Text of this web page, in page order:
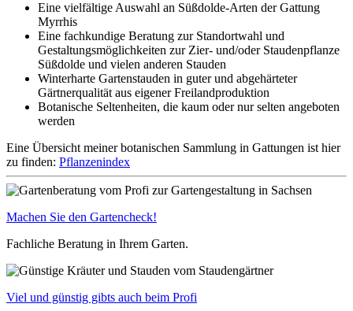
Eine vielfältige Auswahl an Süßdolde-Arten der Gattung
Myrrhis
Eine fachkundige Beratung zur Standortwahl und
Gestaltungsmöglichkeiten zur Zier- und/oder Staudenpflanze
Süßdolde und vielen anderen Stauden
Winterharte Gartenstauden in guter und abgehärteter
Gärtnerqualität aus eigener Freilandproduktion
Botanische Seltenheiten, die kaum oder nur selten angeboten
werden
Eine Übersicht meiner botanischen Sammlung in Gattungen ist hier
zu finden: Pflanzenindex
Machen Sie den Gartencheck!
Fachliche Beratung in Ihrem Garten.
Viel und günstig gibts auch beim Profi